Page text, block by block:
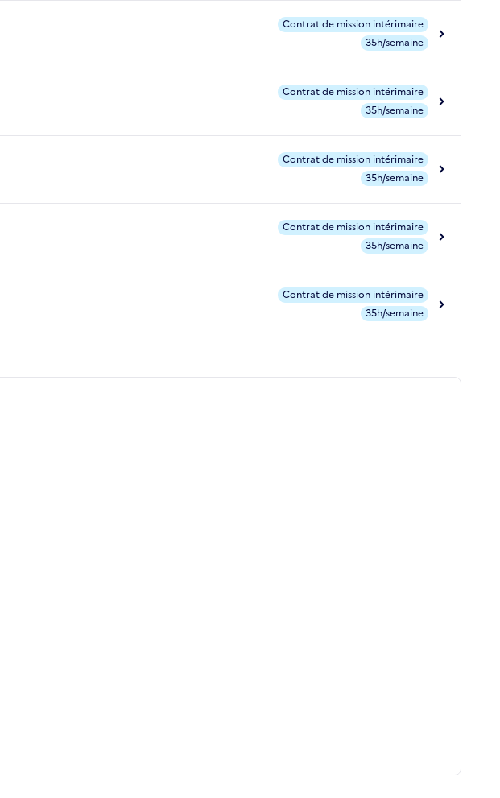
Contrat de mission intérimaire
35h/semaine
Contrat de mission intérimaire
35h/semaine
Contrat de mission intérimaire
35h/semaine
Contrat de mission intérimaire
35h/semaine
Contrat de mission intérimaire
35h/semaine